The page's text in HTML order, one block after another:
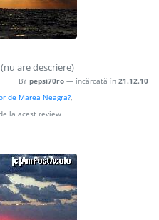
(nu are descriere)
BY pepsi70ro — încărcată în 21.12.10
de Marea Neagra?,
la acest review